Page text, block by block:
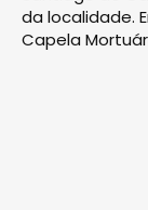
da localidade.
Capela